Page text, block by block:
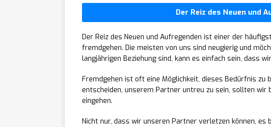
Der Reiz des Neuen und
Der Reiz des Neuen und Aufregenden ist einer der
fremdgehen. Die meisten von uns sind neugierig und
langjährigen Beziehung sind, kann es einfach sein, dass
Fremdgehen ist oft eine Möglichkeit, dieses Bedürfnis zu
entscheiden, unserem Partner untreu zu sein, sollten wir
eingehen.
Nicht nur, dass wir unseren Partner verletzen können, es